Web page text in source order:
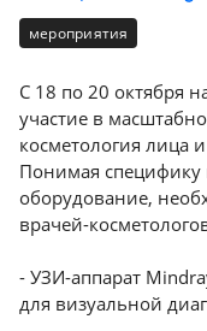
Музей
in
Демозалы
Доставка
и
оплата
Карьера
Отзывы
товарах
мероприятия
С 18 по 20 октября
участие в
косметология лица и
Понимая специфику
оборудование,
врачей-
- УЗИ-аппарат
для визуальной